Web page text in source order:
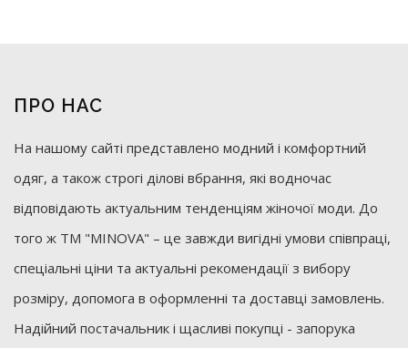
ПРО НАС
На нашому сайті представлено модний і комфортний
одяг, а також строгі ділові вбрання, які водночас
відповідають актуальним тенденціям жіночої моди. До
того ж ТМ "MINOVA" – це завжди вигідні умови співпраці,
спеціальні ціни та актуальні рекомендації з вибору
розміру, допомога в оформленні та доставці замовлень.
Надійний постачальник і щасливі покупці - запорука